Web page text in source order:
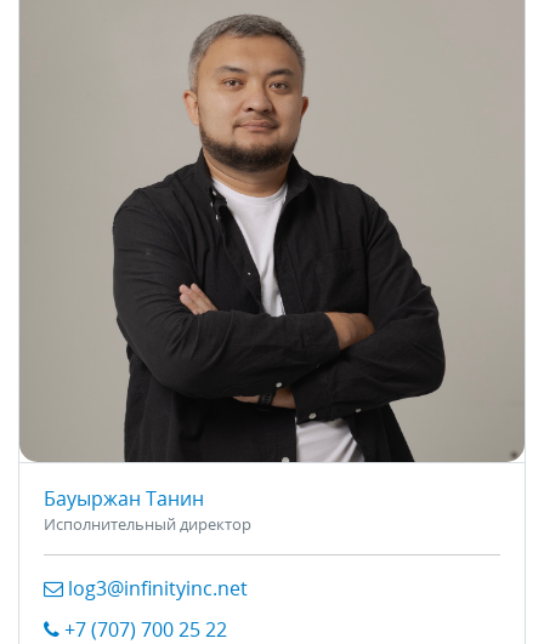
Бауыржан Танин
Исполнительный директор
log3@infinityinc.net
+7 (707) 700 25 22